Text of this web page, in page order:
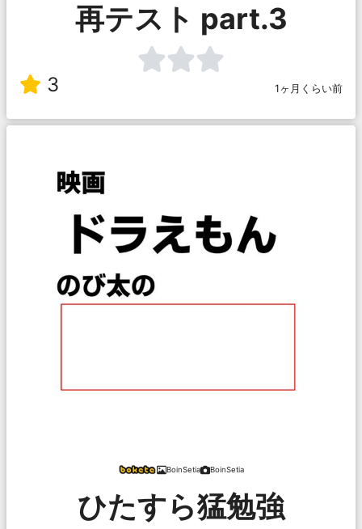
再テスト part.3
3 1ヶ月くらい前
BoinSetia BoinSetia
ひたすら猛勉強